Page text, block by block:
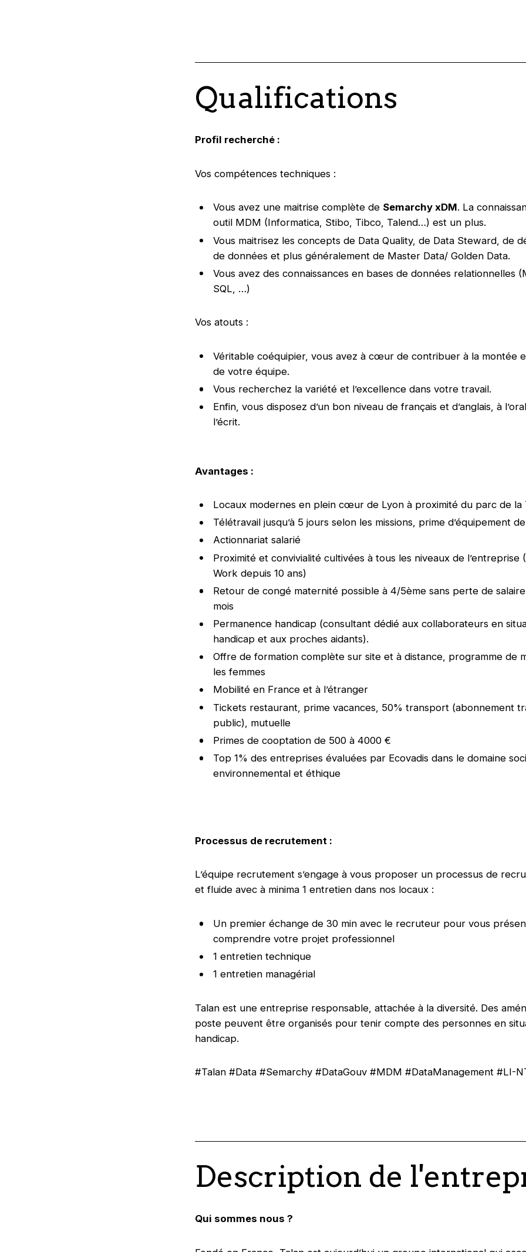
Qualifications
Profil recherché :
Vos compétences techniques :
Vous avez une maitrise complète de Semarchy xDM. La
outil MDM (Informatica, Stibo, Tibco, Talend…) est un plus.
Vous maitrisez les concepts de Data Quality, de Data Steward, de
de données et plus généralement de Master Data/ Golden Data.
Vous avez des connaissances en bases de données relationnelles
SQL, …)
Vos atouts :
Véritable coéquipier, vous avez à cœur de contribuer à la montée
de votre équipe.
Vous recherchez la variété et l’excellence dans votre travail.
Enfin, vous disposez d’un bon niveau de français et d’anglais, à
l’écrit.
Avantages :
Locaux modernes en plein cœur de Lyon à proximité du parc de la
Télétravail jusqu’à 5 jours selon les missions, prime d’équipement
Actionnariat salarié
Proximité et convivialité cultivées à tous les niveaux de l’entreprise
Work depuis 10 ans)
Retour de congé maternité possible à 4/5ème sans perte de
mois
Permanence handicap (consultant dédié aux collaborateurs en
handicap et aux proches aidants).
Offre de formation complète sur site et à distance, programme de
les femmes
Mobilité en France et à l’étranger
Tickets restaurant, prime vacances, 50% transport (abonnement
public), mutuelle
Primes de cooptation de 500 à 4000 €
Top 1% des entreprises évaluées par Ecovadis dans le domaine
environnemental et éthique
Processus de recrutement :
L’équipe recrutement s’engage à vous proposer un processus de
et fluide avec à minima 1 entretien dans nos locaux :
Un premier échange de 30 min avec le recruteur pour vous
comprendre votre projet professionnel
1 entretien technique
1 entretien managérial
Talan est une entreprise responsable, attachée à la diversité. Des
poste peuvent être organisés pour tenir compte des personnes en
handicap.
#Talan #Data #Semarchy #DataGouv #MDM #DataManagement #LI-
Description de
Qui sommes nous ?